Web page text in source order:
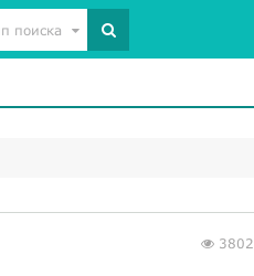
поиска
3802